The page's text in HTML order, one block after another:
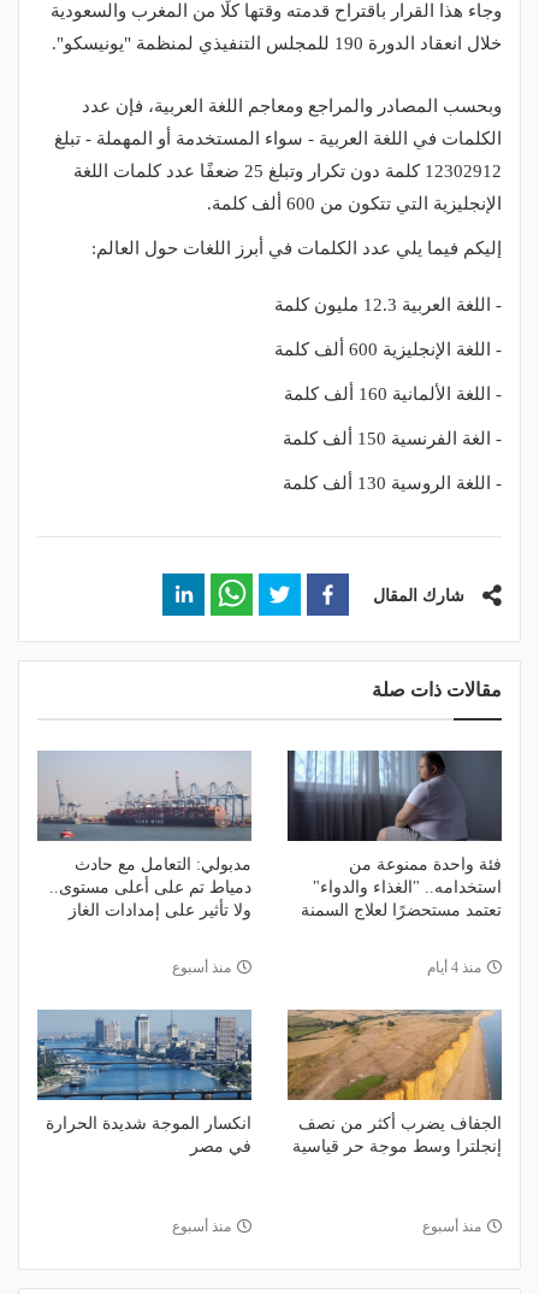
وجاء هذا القرار باقتراح قدمته وقتها كلًا من المغرب والسعودية
خلال انعقاد الدورة 190 للمجلس التنفيذي لمنظمة "يونيسكو".
وبحسب المصادر والمراجع ومعاجم اللغة العربية، فإن عدد
الكلمات في اللغة العربية - سواء المستخدمة أو المهملة - تبلغ
12302912 كلمة دون تكرار وتبلغ 25 ضعفًا عدد كلمات اللغة
الإنجليزية التي تتكون من 600 ألف كلمة.
إليكم فيما يلي عدد الكلمات في أبرز اللغات حول العالم:
- اللغة العربية 12.3 مليون كلمة
- اللغة الإنجليزية 600 ألف كلمة
- اللغة الألمانية 160 ألف كلمة
- الغة الفرنسية 150 ألف كلمة
- اللغة الروسية 130 ألف كلمة
شارك المقال
مقالات ذات صلة
فئة واحدة ممنوعة من
استخدامه.. "الغذاء والدواء"
تعتمد مستحضرًا لعلاج السمنة
منذ 4 أيام
مدبولي: التعامل مع حادث
دمياط تم على أعلى مستوى..
ولا تأثير على إمدادات الغاز
منذ أسبوع
الجفاف يضرب أكثر من نصف
إنجلترا وسط موجة حر قياسية
منذ أسبوع
انكسار الموجة شديدة الحرارة
في مصر
منذ أسبوع